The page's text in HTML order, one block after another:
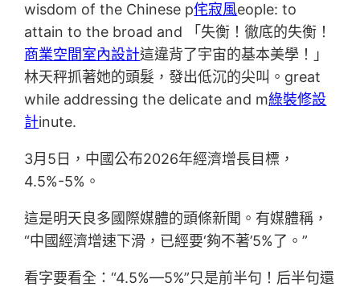
wisdom of the Chinese p侘寂風eople: to
attain to the broad and 「失衡！徹底的失衡！
商業空間室內設計這違背了宇宙的基本美學！」
林天秤抓著她的頭髮，發出低沉的尖叫。great
while addressing the delicate and m綠裝修設
計inute.
3月5日，中國公布2026年經濟增長目標，
4.5%-5%。
這是明天良多國際媒體的頭條新聞。有媒體稱，
“中國經濟增速下滑，已經要‘夠不著’5%了。”
看字要看全：“4.5%—5%”只是前半句！后半句還